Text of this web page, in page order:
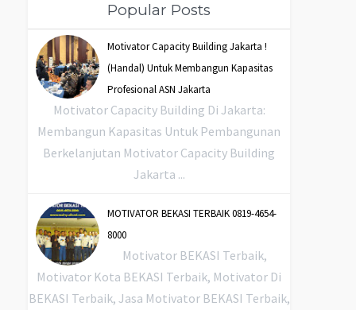
Popular Posts
Motivator Capacity Building Jakarta !
(Handal) Untuk Membangun Kapasitas
Profesional ASN Jakarta
Motivator Capacity Building Di Jakarta:
Membangun Kapasitas Untuk Pembangunan
Berkelanjutan Motivator Capacity Building
Jakarta ...
MOTIVATOR BEKASI TERBAIK 0819-4654-
8000
Motivator BEKASI Terbaik,
Motivator Kota BEKASI Terbaik, Motivator Di
BEKASI Terbaik, Jasa Motivator BEKASI Terbaik,